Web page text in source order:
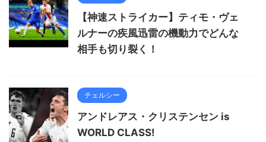
【神速ストライカー】ティモ・ヴェ
ルナーの疾風迅雷の機動力でどんな
相手も切り裂く！
チェルシー
アンドレアス・クリステンセン is
WORLD CLASS!